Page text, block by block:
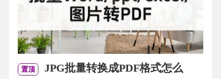
置顶
JPG批量转换成PDF格式怎么